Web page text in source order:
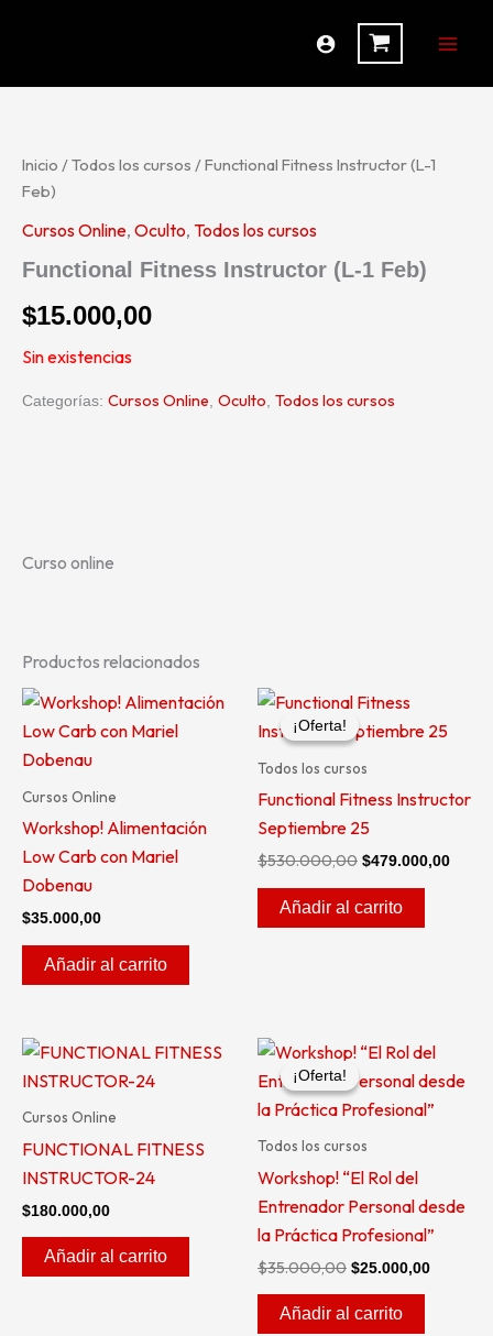
Inicio /Todos los cursos / Functional Fitness Instructor (L-1
Feb)
Cursos Online, Oculto, Todos los cursos
Functional Fitness Instructor (L-1 Feb)
$15.000,00
Sin existencias
Categorías: Cursos Online Oculto Todos los cursos
Curso online
Productos relacionados
Cursos Online
Workshop! Alimentación
Low Carb con Mariel
Dobenau
$35.000,00
Añadir al carrito
¡Oferta!
¡Oferta!
Todos los cursos
Functional Fitness Instructor
Septiembre 25
$530.000,00
El
original
$530.000,00.
$479.000,00
Añadir al carrito
Cursos Online
FUNCTIONAL FITNESS
INSTRUCTOR-24
$180.000,00
Añadir al carrito
¡Oferta!
¡Oferta!
Todos los cursos
Workshop! “El Rol del
Entrenador Personal desde
la Práctica Profesional”
$35.000,00
El
original
era:
$25.000,00
El
actual
es:
Añadir al carrito